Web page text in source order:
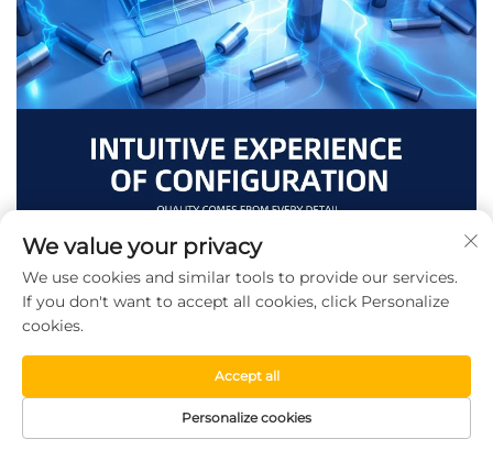
We value your privacy
We use cookies and similar tools to provide our services.
If you don't want to accept all cookies, click Personalize
cookies.
Personalize cookies
Accept all